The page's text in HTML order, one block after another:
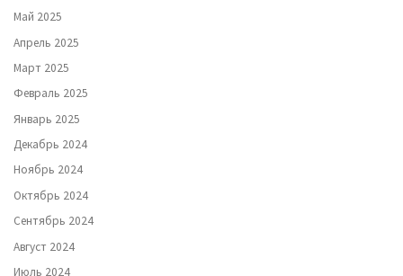
Май 2025
Апрель 2025
Март 2025
Февраль 2025
Январь 2025
Декабрь 2024
Ноябрь 2024
Октябрь 2024
Сентябрь 2024
Август 2024
Июль 2024